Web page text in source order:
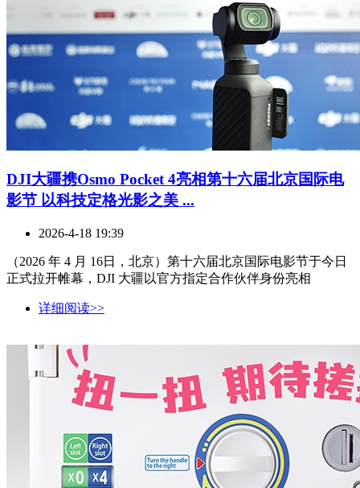
DJI大疆携Osmo Pocket 4亮相第十六届北京国际电
影节 以科技定格光影之美 ...
2026-4-18 19:39
（2026 年 4 月 16日，北京）第十六届北京国际电影节于今日
正式拉开帷幕，DJI 大疆以官方指定合作伙伴身份亮相
详细阅读>>